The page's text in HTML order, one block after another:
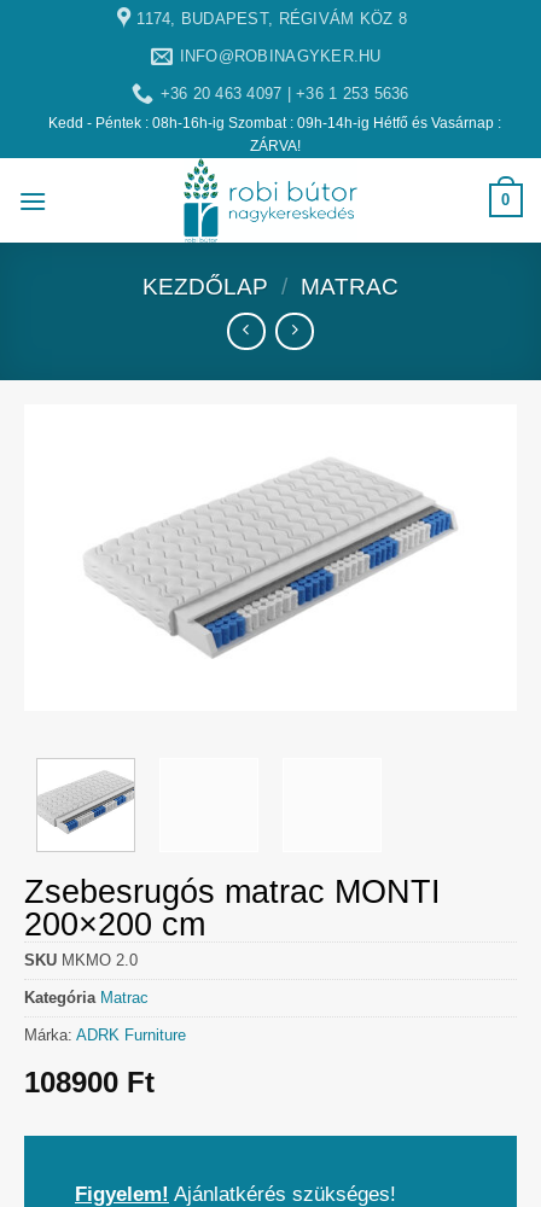
1174, BUDAPEST, RÉGIVÁM KÖZ 8
INFO@ROBINAGYKER.HU
+36 20 463 4097 | +36 1 253 5636
Kedd - Péntek : 08h-16h-ig Szombat : 09h-14h-ig Hétfő és Vasárnap :
ZÁRVA!
0
KEZDŐLAP / MATRAC
Zsebesrugós matrac MONTI
200×200 cm
SKU MKMO 2.0
Kategória Matrac
Márka: ADRK Furniture
108900 Ft
Figyelem! Ajánlatkérés szükséges!